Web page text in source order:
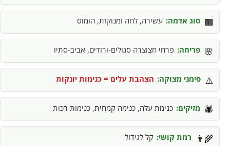
🟫 סוג אדמה: עשירה, לחה ומנוקזת, הומוס
🌸 פריחה: פרחי חצוצרה סגולים-ורודים, אביב-סתיו
⚠️ סימני מצוקה: הצהבת עלים = כנימות יונקות
🕷️ מזיקים: כנימת עלה, כנימה קמחית, כנימות רכות
👨‍🌾 רמת קושי: קל לגידול